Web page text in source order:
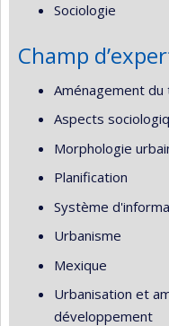
Sociologie
Champ
Aménagement
Aspects
Morphologie
Planification
Système
Urbanisme
Mexique
Urbanisation et
développement